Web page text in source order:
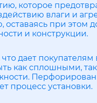
которое
влаги и
при этом
и конструкции.
дает
как сплошными,
процесс установки.